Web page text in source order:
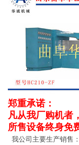
郑重承诺：
凡从我厂购机者
所售设备终身免
我公司主要生产销售：